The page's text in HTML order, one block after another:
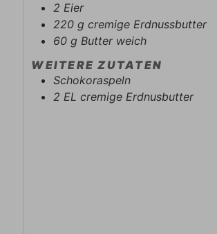
2 Eier
220 g cremige Erdnussbutter
60 g Butter weich
WEITERE ZUTATEN
Schokoraspeln
2 EL cremige Erdnusbutter